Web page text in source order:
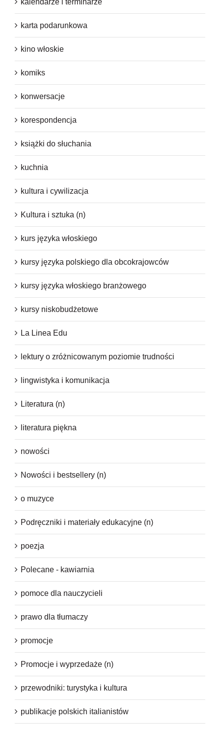
karta podarunkowa
kino włoskie
komiks
konwersacje
korespondencja
książki do słuchania
kuchnia
kultura i cywilizacja
Kultura i sztuka (n)
kurs języka włoskiego
kursy języka polskiego dla obcokrajowców
kursy języka włoskiego branżowego
kursy niskobudżetowe
La Linea Edu
lektury o zróżnicowanym poziomie trudności
lingwistyka i komunikacja
Literatura (n)
literatura piękna
nowości
Nowości i bestsellery (n)
o muzyce
Podręczniki i materiały edukacyjne (n)
poezja
Polecane - kawiarnia
pomoce dla nauczycieli
prawo dla tłumaczy
promocje
Promocje i wyprzedaże (n)
przewodniki: turystyka i kultura
publikacje polskich italianistów